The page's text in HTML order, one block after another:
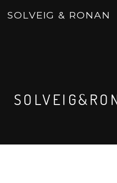
SOLVEIG & RONAN